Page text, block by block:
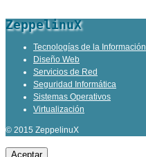
ZeppelinuX
Tecnologías de la Información
Diseño Web
Servicios de Red
Seguridad Informática
Sistemas Operativos
Virtualización
© 2015 ZeppelinuX
Aceptar